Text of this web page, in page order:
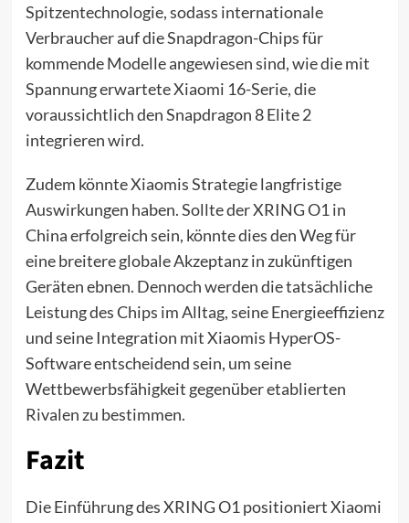
Spitzentechnologie, sodass internationale
Verbraucher auf die Snapdragon-Chips für
kommende Modelle angewiesen sind, wie die mit
Spannung erwartete Xiaomi 16-Serie, die
voraussichtlich den Snapdragon 8 Elite 2
integrieren wird.
Zudem könnte Xiaomis Strategie langfristige
Auswirkungen haben. Sollte der XRING O1 in
China erfolgreich sein, könnte dies den Weg für
eine breitere globale Akzeptanz in zukünftigen
Geräten ebnen. Dennoch werden die tatsächliche
Leistung des Chips im Alltag, seine Energieeffizienz
und seine Integration mit Xiaomis HyperOS-
Software entscheidend sein, um seine
Wettbewerbsfähigkeit gegenüber etablierten
Rivalen zu bestimmen.
Fazit
Die Einführung des XRING O1 positioniert Xiaomi